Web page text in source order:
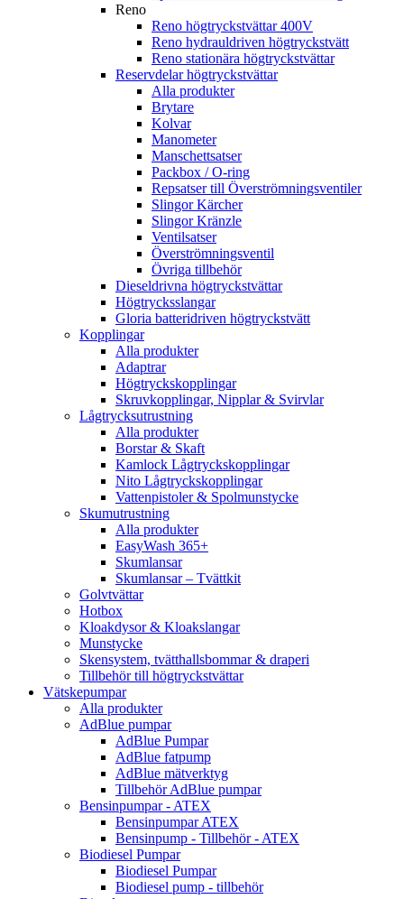
Reno
Reno högtryckstvättar 400V
Reno hydrauldriven högtryckstvätt
Reno stationära högtryckstvättar
Reservdelar högtryckstvättar
Alla produkter
Brytare
Kolvar
Manometer
Manschettsatser
Packbox / O-ring
Repsatser till Överströmningsventiler
Slingor Kärcher
Slingor Kränzle
Ventilsatser
Överströmningsventil
Övriga tillbehör
Dieseldrivna högtryckstvättar
Högtrycksslangar
Gloria batteridriven högtryckstvätt
Kopplingar
Alla produkter
Adaptrar
Högtryckskopplingar
Skruvkopplingar, Nipplar & Svirvlar
Lågtrycksutrustning
Alla produkter
Borstar & Skaft
Kamlock Lågtryckskopplingar
Nito Lågtryckskopplingar
Vattenpistoler & Spolmunstycke
Skumutrustning
Alla produkter
EasyWash 365+
Skumlansar
Skumlansar – Tvättkit
Golvtvättar
Hotbox
Kloakdysor & Kloakslangar
Munstycke
Skensystem, tvätthallsbommar & draperi
Tillbehör till högtryckstvättar
Vätskepumpar
Alla produkter
AdBlue pumpar
AdBlue Pumpar
AdBlue fatpump
AdBlue mätverktyg
Tillbehör AdBlue pumpar
Bensinpumpar - ATEX
Bensinpumpar ATEX
Bensinpump - Tillbehör - ATEX
Biodiesel Pumpar
Biodiesel Pumpar
Biodiesel pump - tillbehör